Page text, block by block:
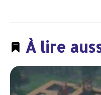
À lire